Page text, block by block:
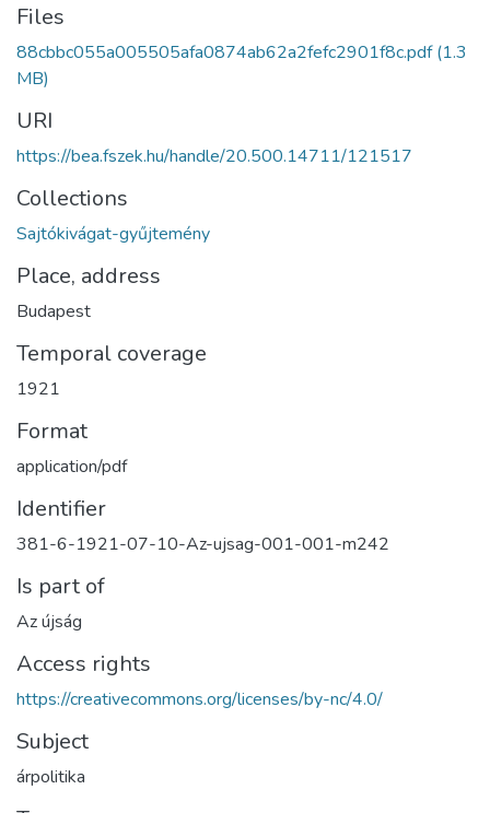
Files
88cbbc055a005505afa0874ab62a2fefc2901f8c.pdf(1.3
MB)
URI
https://bea.fszek.hu/handle/20.500.14711/121517
Collections
Sajtókivágat-gyűjtemény
Place, address
Budapest
Temporal coverage
1921
Format
application/pdf
Identifier
381-6-1921-07-10-Az-ujsag-001-001-m242
Is part of
Az újság
Access rights
https://creativecommons.org/licenses/by-nc/4.0/
Subject
árpolitika